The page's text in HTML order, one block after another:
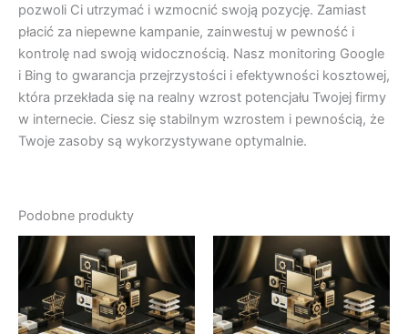
pozwoli Ci utrzymać i wzmocnić swoją pozycję. Zamiast
płacić za niepewne kampanie, zainwestuj w pewność i
kontrolę nad swoją widocznością. Nasz monitoring Google
i Bing to gwarancja przejrzystości i efektywności kosztowej,
która przekłada się na realny wzrost potencjału Twojej firmy
w internecie. Ciesz się stabilnym wzrostem i pewnością, że
Twoje zasoby są wykorzystywane optymalnie.
Podobne produkty